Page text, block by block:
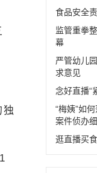
独
食品安全
监管重拳
幕
严管幼儿
求意见
念好直播“
“梅姨”如
案件侦办
逛直播买